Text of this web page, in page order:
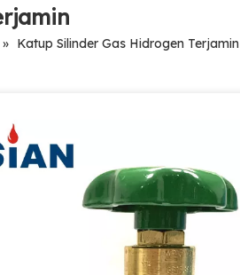
» Katup Silinder Gas Hidrogen Terjamin